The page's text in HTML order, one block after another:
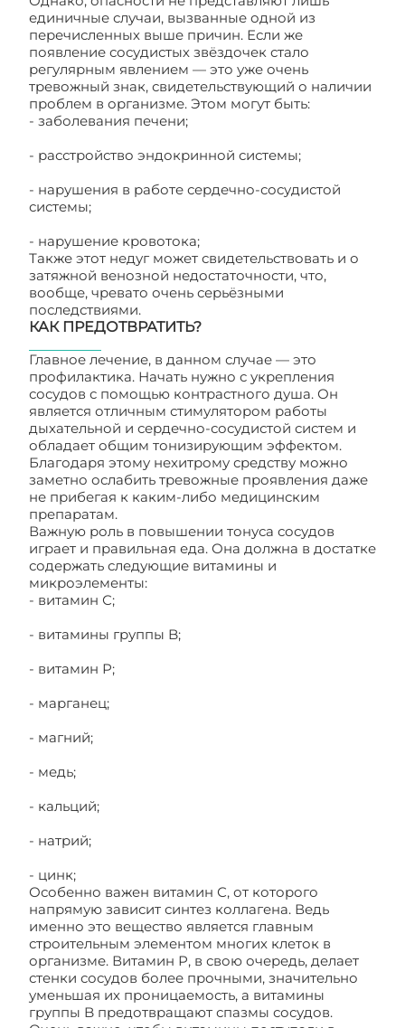
единичные случаи, вызванные одной из
перечисленных выше причин. Если же
появление сосудистых звёздочек стало
регулярным явлением — это уже очень
тревожный знак, свидетельствующий о наличии
проблем в организме. Этом могут быть:
- заболевания печени;
- расстройство эндокринной системы;
- нарушения в работе сердечно-сосудистой
системы;
- нарушение кровотока;
Также этот недуг может свидетельствовать и о
затяжной венозной недостаточности, что,
вообще, чревато очень серьёзными
последствиями.
КАК ПРЕДОТВРАТИТЬ?
Главное лечение, в данном случае — это
профилактика. Начать нужно с укрепления
сосудов с помощью контрастного душа. Он
является отличным стимулятором работы
дыхательной и сердечно-сосудистой систем и
обладает общим тонизирующим эффектом.
Благодаря этому нехитрому средству можно
заметно ослабить тревожные проявления даже
не прибегая к каким-либо медицинским
препаратам.
Важную роль в повышении тонуса сосудов
играет и правильная еда. Она должна в достатке
содержать следующие витамины и
микроэлементы:
- витамин С;
- витамины группы B;
- витамин Р;
- марганец;
- магний;
- медь;
- кальций;
- натрий;
- цинк;
Особенно важен витамин С, от которого
напрямую зависит синтез коллагена. Ведь
именно это вещество является главным
строительным элементом многих клеток в
организме. Витамин Р, в свою очередь, делает
стенки сосудов более прочными, значительно
уменьшая их проницаемость, а витамины
группы B предотвращают спазмы сосудов.